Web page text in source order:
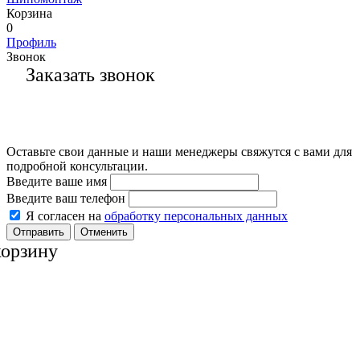
Корзина
0
Профиль
Звонок
Заказать звонок
Оставьте свои данные и наши менеджеры свяжутся с вами для
подробной консультации.
Введите ваше имя
Введите ваш телефон
Я согласен на обработку персональных данных
Отменить